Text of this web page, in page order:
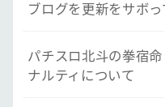
ブログを更新をサボ
パチスロ北斗の拳宿
ナルティについて